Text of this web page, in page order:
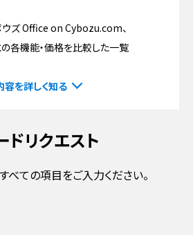
ズ Office on Cybozu.com、
各機能・価格を比較した一覧
容を詳しく知る
リクエスト
べての項目をご入力ください。